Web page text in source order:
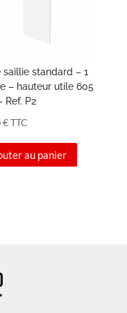
saillie standard – 1
– hauteur utile 605
Ref. P2
€TTC
au panier